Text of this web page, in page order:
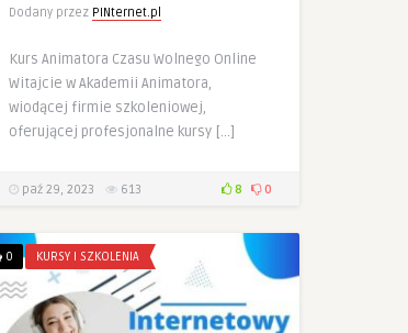
Dodany przez PINternet.pl
Kurs Animatora Czasu Wolnego Online
Witajcie w Akademii Animatora,
wiodącej firmie szkoleniowej,
oferującej profesjonalne kursy […]
paź 29, 2023 613 8 0
0 KURSY I SZKOLENIA